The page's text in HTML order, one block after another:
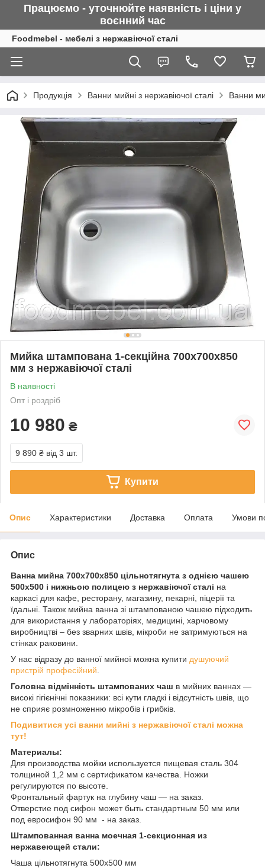
Працюємо - уточнюйте наявність і ціни у
воєнний час
Foodmebel - мебелі з нержавіючої сталі
Продукція Ванни мийні з нержавіючої сталі Ванни
Мийка штампована 1-секційна 700х700х850
мм з нержавіючої сталі
В наявності
Опт і роздріб
10 980 ₴
9 890 ₴ від 3 шт.
Купити
Опис Характеристики Доставка Оплата Умови
Опис
Ванна мийна 700х700х850 цільнотягнута з однією чашею
500х500 і нижньою полицею з нержавіючої сталі на
каркасі для кафе, ресторану, магазину, пекарні, піцерії та
їдальні. Також мийна ванна зі штампованою чашею підходить
для використання у лабораторіях, медицині, харчовому
виробництві – без зварних швів, мікроби не затримуються на
стінках раковини.
У нас відразу до ванної мийної можна купити душуючий
пристрій професійний
Головна відмінність штампованих чаш в мийних ваннах ―
високі гігієнічні показники: всі кути гладкі і відсутність швів, що
не сприяє розмноженню мікробів і грибків.
Подивитися усі ванни мийні з нержавіючої сталі можна
тут!
Материалы:
Для производства мойки используется пищевая сталь 304
толщиной 1,2 мм с сертификатом качества. Ножки
регулируются по высоте.
Фронтальный фартук на глубину чаш ― на заказ.
Отверстие под сифон может быть стандартным 50 мм или
под евросифон 90 мм - на заказ.
Штампованная ванна моечная 1-секционная из
нержавеющей стали:
Чаша цільнотягнута 500х500 мм